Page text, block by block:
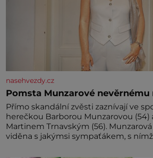
nasehvezdy.cz
Pomsta Munzarové nevěrnému
Přímo skandální zvěsti zaznívají ve
herečkou Barborou Munzarovou (54)
Martinem Trnavským (56).
viděna s jakýmsi sympaťákem, s